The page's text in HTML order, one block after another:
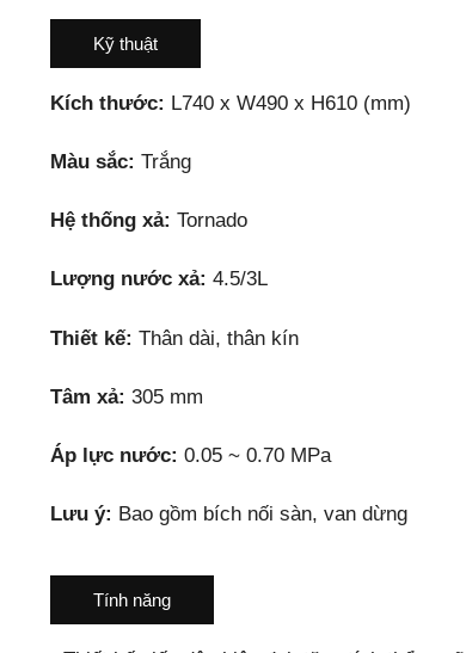
Kỹ thuật
Kích thước: L740 x W490 x H610 (mm)
Màu sắc: Trắng
Hệ thống xả: Tornado
Lượng nước xả: 4.5/3L
Thiết kế: Thân dài, thân kín
Tâm xả: 305 mm
Áp lực nước: 0.05 ~ 0.70 MPa
Lưu ý: Bao gồm bích nối sàn, van dừng
Tính năng